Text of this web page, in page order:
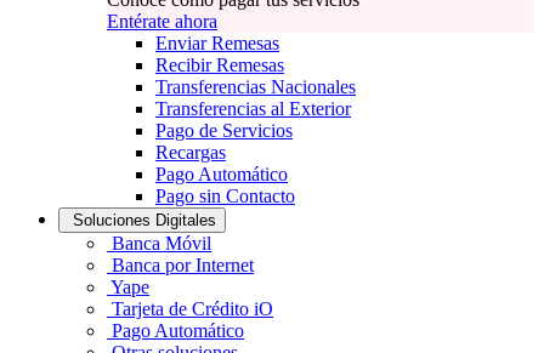
Entérate ahora
Enviar Remesas
Recibir Remesas
Transferencias Nacionales
Transferencias al Exterior
Pago de Servicios
Recargas
Pago Automático
Pago sin Contacto
Soluciones Digitales
Banca Móvil
Banca por Internet
Yape
Tarjeta de Crédito iO
Pago Automático